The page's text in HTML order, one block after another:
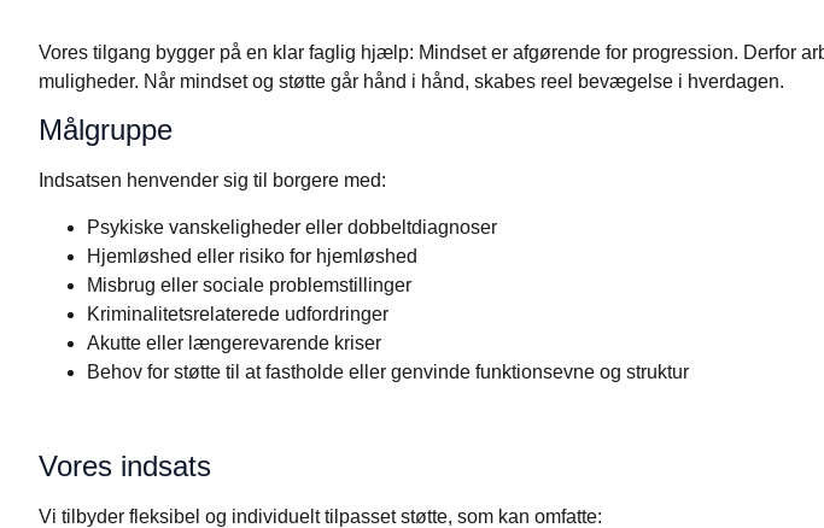
Vores tilgang bygger på en klar faglig hjælp: Mindset er afgørende for progression. Derfor
muligheder. Når mindset og støtte går hånd i hånd, skabes reel bevægelse i hverdagen.
Målgruppe
Indsatsen henvender sig til borgere med:
Psykiske vanskeligheder eller dobbeltdiagnoser
Hjemløshed eller risiko for hjemløshed
Misbrug eller sociale problemstillinger
Kriminalitetsrelaterede udfordringer
Akutte eller længerevarende kriser
Behov for støtte til at fastholde eller genvinde funktionsevne og struktur
Vores indsats
Vi tilbyder fleksibel og individuelt tilpasset støtte, som kan omfatte: